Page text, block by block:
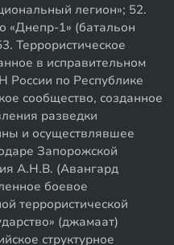
легион»; 52.
«Днепр-1» (батальон
Террористическое
в исправительном
по Республике
сообщество, созданное
разведки
и осуществлявшее
Запорожской
А.Н.В. (Авангард
боевое
террористической
(джамаат)
структурное